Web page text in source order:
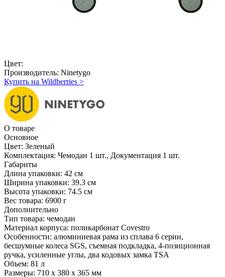
Цвет:
Производитель: Ninetygo
Купить на Wildberries >
О товаре
Основное
Цвет: Зеленый
Комплектация: Чемодан 1 шт., Документация 1 шт.
Габариты
Длина упаковки: 42 см
Ширина упаковки: 39.3 см
Высота упаковки: 74.5 см
Вес товара: 6900 г
Дополнительно
Тип товара: чемодан
Материал корпуса: поликарбонат Covestro
Особенности: алюминиевая рама из сплава 6 серии,
бесшумные колеса SGS, съемная подкладка, 4-позиционная
ручка, усиленные углы, два кодовых замка TSA
Объем: 81 л
Размеры: 710 х 380 х 365 мм